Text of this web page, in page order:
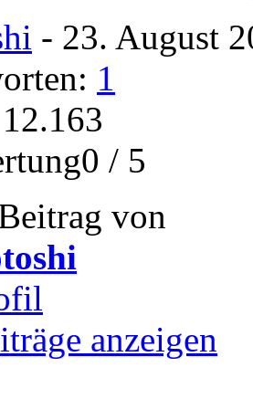
- 23. August
1
/ 5
von
anzeigen